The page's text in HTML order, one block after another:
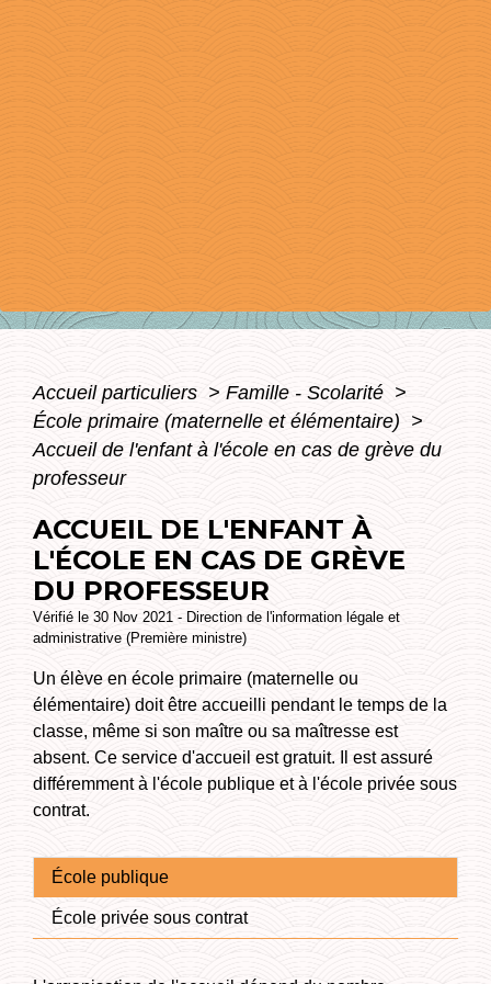
Accueil particuliers > Famille - Scolarité >
École primaire (maternelle et élémentaire) >
Accueil de l'enfant à l'école en cas de grève du
professeur
ACCUEIL DE L'ENFANT À
L'ÉCOLE EN CAS DE GRÈVE
DU PROFESSEUR
Vérifié le 30 Nov 2021 - Direction de l'information légale et
administrative (Première ministre)
Un élève en école primaire (maternelle ou
élémentaire) doit être accueilli pendant le temps de la
classe, même si son maître ou sa maîtresse est
absent. Ce service d'accueil est gratuit. Il est assuré
différemment à l'école publique et à l'école privée sous
contrat.
École publique
École privée sous contrat